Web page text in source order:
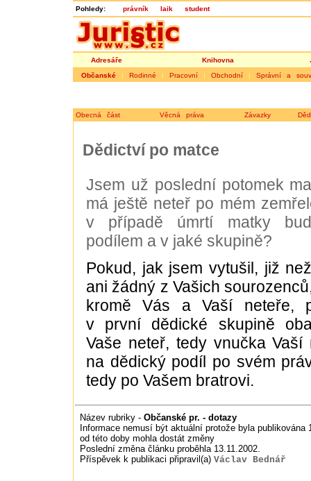
Pohledy: právník laik student
Adresáře Knihovna
Občanské | Rodinné | Pracovní | Obchodní | Správní a
Obecná část Věcná práva Závazky
Dědictví po matce
Jsem už poslední potomek
má ještě neteř po mém
v případě úmrtí matky
podílem a v jaké skupině?
Pokud, jak jsem vytušil, již
ani žádný z Vašich
kromě Vás a Vaší neteře,
v první dědické skupině
Vaše neteř, tedy vnučka Vaší
na dědický podíl po svém
tedy po Vašem bratrovi.
Název rubriky - Občanské pr. - dotazy
Informace nemusí být aktuální protože byla publikována
od této doby mohla dostát změny
Poslední změna článku proběhla 13.11.2002.
Příspěvek k publikaci připravil(a) Václav Bednář